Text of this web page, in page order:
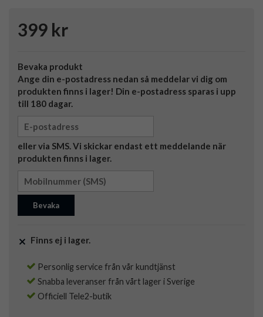
399 kr
Bevaka produkt
Ange din e-postadress nedan så meddelar vi dig om
produkten finns i lager! Din e-postadress sparas i upp
till 180 dagar.
eller via SMS. Vi skickar endast ett meddelande när
produkten finns i lager.
Bevaka
Finns ej i lager.
Personlig service från vår kundtjänst
Snabba leveranser från vårt lager i Sverige
Officiell Tele2-butik